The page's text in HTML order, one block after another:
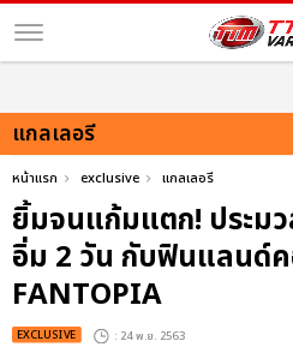
แกลเลอรี
หน้าแรก exclusive แกลเลอรี
ยิ้มจนแก้มแตก! ประม
อิ่ม 2 วัน กับฟินแลนด์
FANTOPIA
EXCLUSIVE : 24 พ.ย. 2563